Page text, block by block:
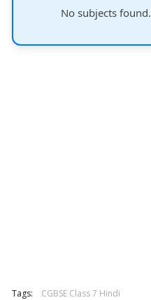
No subjects found.
Tags: CGBSE Class 7 Hindi